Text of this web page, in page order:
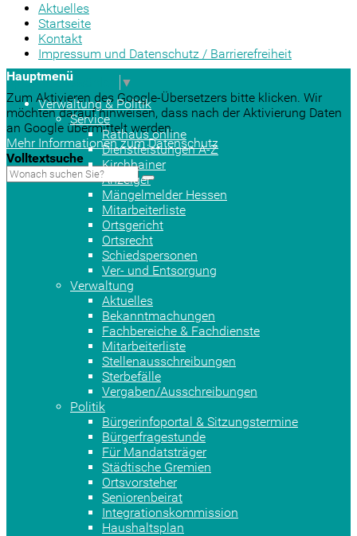
Aktuelles
Startseite
Kontakt
Impressum und Datenschutz / Barrierefreiheit
Sprache auswählen
▼
Zum Aktivieren des Google-Übersetzers bitte klicken. Wir
möchten darauf hinweisen, dass nach der Aktivierung Daten
an Google übermittelt werden.
Mehr Informationen zum Datenschutz
Volltextsuche
Hauptmenü
Verwaltung & Politik
Service
Rathaus online
Dienstleistungen A-Z
Kirchhainer
Anzeiger
Mängelmelder Hessen
Mitarbeiterliste
Ortsgericht
Ortsrecht
Schiedspersonen
Ver- und Entsorgung
Verwaltung
Aktuelles
Bekanntmachungen
Fachbereiche & Fachdienste
Mitarbeiterliste
Stellenausschreibungen
Sterbefälle
Vergaben/Ausschreibungen
Politik
Bürgerinfoportal & Sitzungstermine
Bürgerfragestunde
Für Mandatsträger
Städtische Gremien
Ortsvorsteher
Seniorenbeirat
Integrationskommission
Haushaltsplan